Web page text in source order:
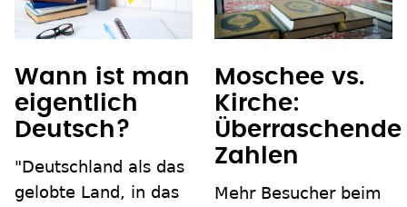
Wann ist man
eigentlich
Deutsch?
"Deutschland als das
gelobte Land, in das
Moschee vs.
Kirche:
Überraschende
Zahlen
Mehr Besucher beim